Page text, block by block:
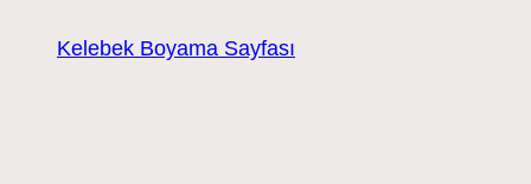
Kelebek Boyama Sayfası